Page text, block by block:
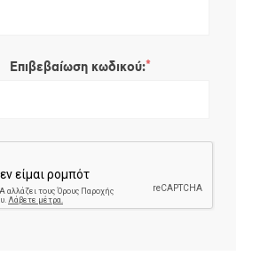
Επιβεβαίωση κωδικού:*